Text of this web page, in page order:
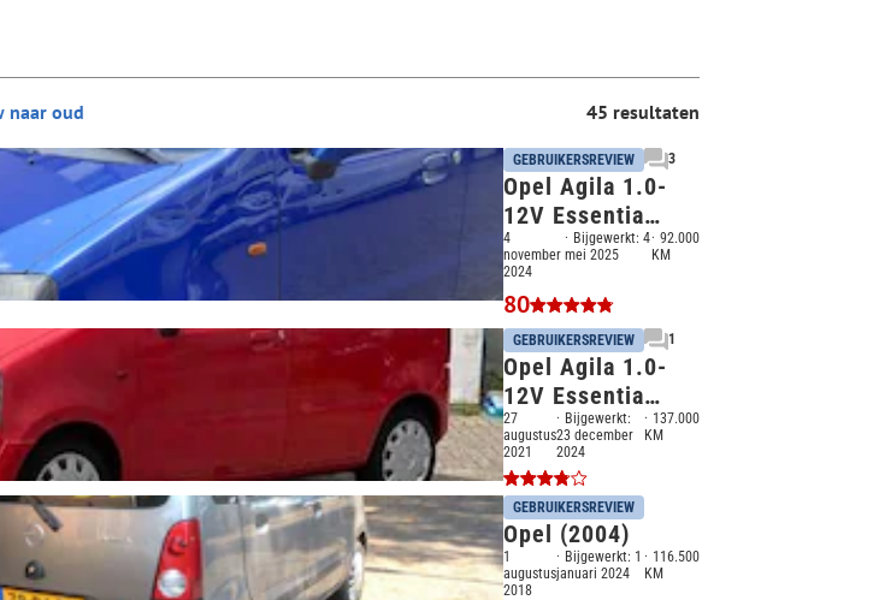
45 resultaten
GEBRUIKERSREVIEW 3
Opel Agila 1.0-
12V Essentia
(2005)
4
november
2024
Bijgewerkt: 4
mei 2025
92.000
KM
80
GEBRUIKERSREVIEW 1
Opel Agila 1.0-
12V Essentia
(2005)
27
augustus
2021
Bijgewerkt:
23 december
2024
137.000
KM
GEBRUIKERSREVIEW
Opel (2004)
1
augustus
2018
Bijgewerkt: 1
januari 2024
116.500
KM